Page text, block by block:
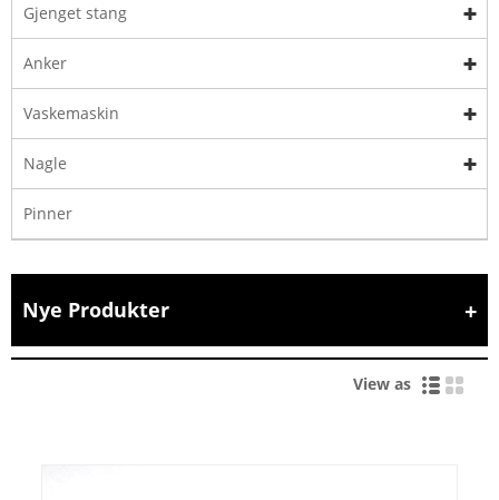
Gjenget stang
Anker
Vaskemaskin
Nagle
Pinner
Nye Produkter
View as